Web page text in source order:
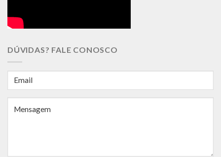
DÚVIDAS? FALE CONOSCO